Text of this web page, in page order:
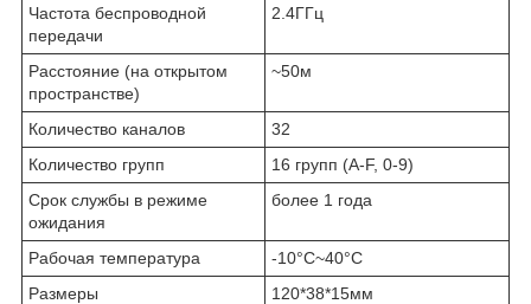
Частота беспроводной
передачи
2.4ГГц
Расстояние (на открытом
пространстве)
~50м
Количество каналов
32
Количество групп
16 групп (A-F, 0-9)
Срок службы в режиме
ожидания
более 1 года
Рабочая температура
-10°C~40°C
Размеры
120*38*15мм